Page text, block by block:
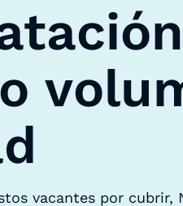
vacantes por cubrir,